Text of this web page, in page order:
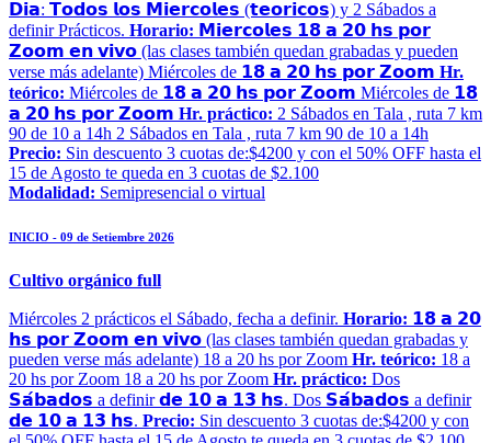
𝗗𝗶𝗮: 𝗧𝗼𝗱𝗼𝘀 𝗹𝗼𝘀 𝗠𝗶𝗲𝗿𝗰𝗼𝗹𝗲𝘀 (𝘁𝗲𝗼𝗿𝗶𝗰𝗼𝘀) y 2 Sábados a
definir Prácticos. Horario: 𝗠𝗶𝗲𝗿𝗰𝗼𝗹𝗲𝘀 𝟭𝟴 𝗮 𝟮𝟬 𝗵𝘀 𝗽𝗼𝗿
𝗭𝗼𝗼𝗺 𝗲𝗻 𝘃𝗶𝘃𝗼 (las clases también quedan grabadas y pueden
verse más adelante) Miércoles de 𝟭𝟴 𝗮 𝟮𝟬 𝗵𝘀 𝗽𝗼𝗿 𝗭𝗼𝗼𝗺 Hr.
teórico: Miércoles de 𝟭𝟴 𝗮 𝟮𝟬 𝗵𝘀 𝗽𝗼𝗿 𝗭𝗼𝗼𝗺 Miércoles de 𝟭𝟴
𝗮 𝟮𝟬 𝗵𝘀 𝗽𝗼𝗿 𝗭𝗼𝗼𝗺 Hr. práctico: 2 Sábados en Tala , ruta 7 km
90 de 10 a 14h 2 Sábados en Tala , ruta 7 km 90 de 10 a 14h
Precio: Sin descuento 3 cuotas de:$4200 y con el 50% OFF hasta el
15 de Agosto te queda en 3 cuotas de $2.100
Modalidad: Semipresencial o virtual
INICIO - 09 de Setiembre 2026
Cultivo orgánico full
Miércoles 2 prácticos el Sábado, fecha a definir. Horario: 𝟭𝟴 𝗮 𝟮𝟬
𝗵𝘀 𝗽𝗼𝗿 𝗭𝗼𝗼𝗺 𝗲𝗻 𝘃𝗶𝘃𝗼 (las clases también quedan grabadas y
pueden verse más adelante) 18 a 20 hs por Zoom Hr. teórico: 18 a
20 hs por Zoom 18 a 20 hs por Zoom Hr. práctico: Dos
𝗦𝗮́𝗯𝗮𝗱𝗼𝘀 a definir 𝗱𝗲 𝟭𝟬 𝗮 𝟭𝟯 𝗵𝘀. Dos 𝗦𝗮́𝗯𝗮𝗱𝗼𝘀 a definir
𝗱𝗲 𝟭𝟬 𝗮 𝟭𝟯 𝗵𝘀. Precio: Sin descuento 3 cuotas de:$4200 y con